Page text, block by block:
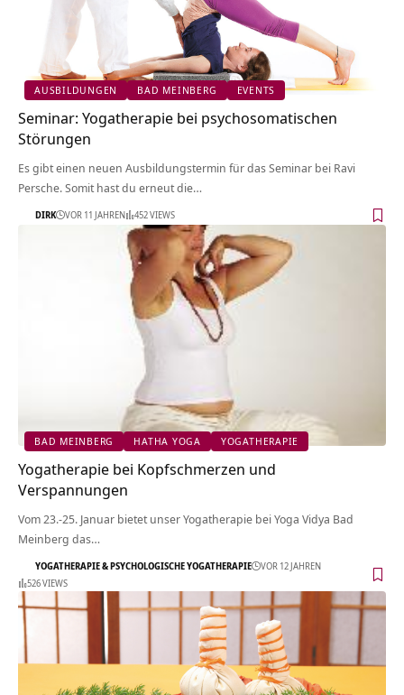
AUSBILDUNGEN BAD MEINBERG EVENTS
Seminar: Yogatherapie bei psychosomatischen
Störungen
Es gibt einen neuen Ausbildungstermin für das Seminar bei Ravi
Persche. Somit hast du erneut die…
DIRK VOR 11 JAHREN 452 VIEWS
BAD MEINBERG HATHA YOGA YOGATHERAPIE
Yogatherapie bei Kopfschmerzen und
Verspannungen
Vom 23.-25. Januar bietet unser Yogatherapie bei Yoga Vidya Bad
Meinberg das…
YOGATHERAPIE & PSYCHOLOGISCHE YOGATHERAPIE
VOR 12 JAHREN
526 VIEWS